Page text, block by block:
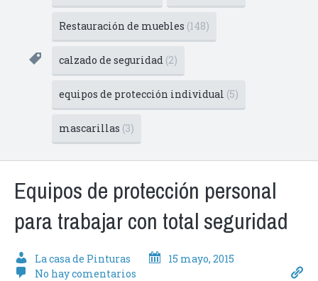
Restauración de muebles (148)
calzado de seguridad (2)
equipos de protección individual (5)
mascarillas (3)
Equipos de protección personal
para trabajar con total seguridad
La casa de Pinturas
15 mayo, 2015
No hay comentarios